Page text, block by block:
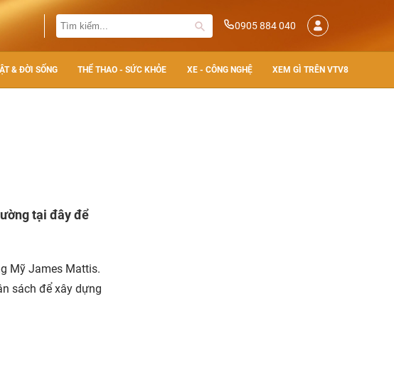
0905 884 040
& ĐỜI SỐNG THỂ THAO - SỨC KHỎE XE - CÔNG NGHỆ XEM GÌ TRÊN VTV8
tại đây để
Mỹ James Mattis.
sách để xây dựng